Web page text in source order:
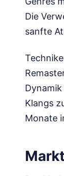
Die
sanfte
Klangs
Monate